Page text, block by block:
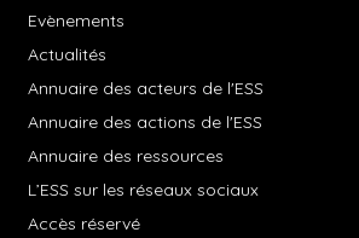
Evènements
Actualités
Annuaire des acteurs de l'ESS
Annuaire des actions de l'ESS
Annuaire des ressources
L’ESS sur les réseaux sociaux
Accès réservé